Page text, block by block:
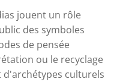
jouent un rôle
des symboles
de pensée
ou le recyclage
culturels